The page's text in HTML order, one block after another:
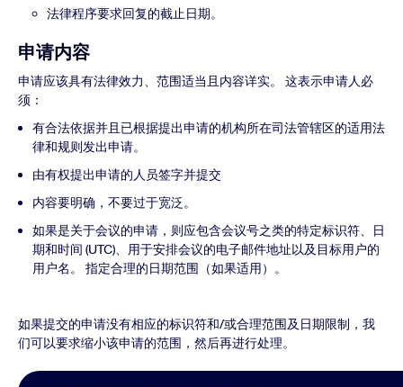
法律程序要求回复的截止日期。
申请内容
申请应该具有法律效力、范围适当且内容详实。 这表示申请人必
须：
有合法依据并且已根据提出申请的机构所在司法管辖区的适用法
律和规则发出申请。
由有权提出申请的人员签字并提交
内容要明确，不要过于宽泛。
如果是关于会议的申请，则应包含会议号之类的特定标识符、日
期和时间 (UTC)、用于安排会议的电子邮件地址以及目标用户的
用户名。 指定合理的日期范围（如果适用）。
如果提交的申请没有相应的标识符和/或合理范围及日期限制，我
们可以要求缩小该申请的范围，然后再进行处理。